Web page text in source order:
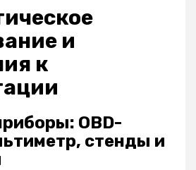
и
к
OBD-
стенды и